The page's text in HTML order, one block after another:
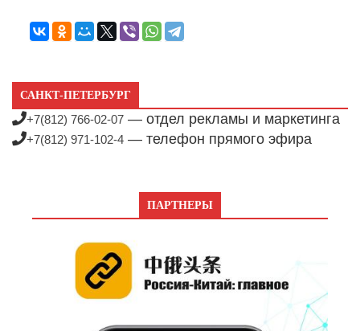
САНКТ-ПЕТЕРБУРГ
+7(812) 766-02-07 — отдел рекламы и маркетинга
+7(812) 971-102-4 — телефон прямого эфира
ПАРТНЕРЫ